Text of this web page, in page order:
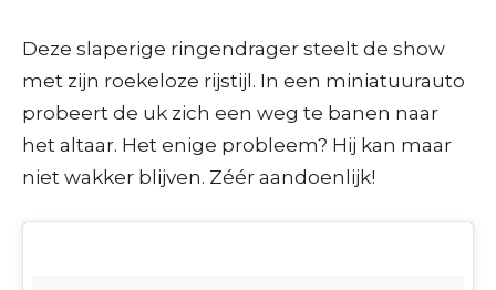
Deze slaperige ringendrager steelt de show
met zijn roekeloze rijstijl. In een miniatuurauto
probeert de uk zich een weg te banen naar
het altaar. Het enige probleem? Hij kan maar
niet wakker blijven. Zéér aandoenlijk!